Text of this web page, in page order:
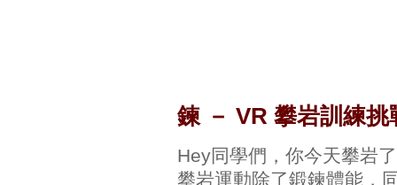
鍊 － VR 攀岩訓練挑
Hey同學們，你今天攀岩
攀岩運動除了鍛鍊體能，